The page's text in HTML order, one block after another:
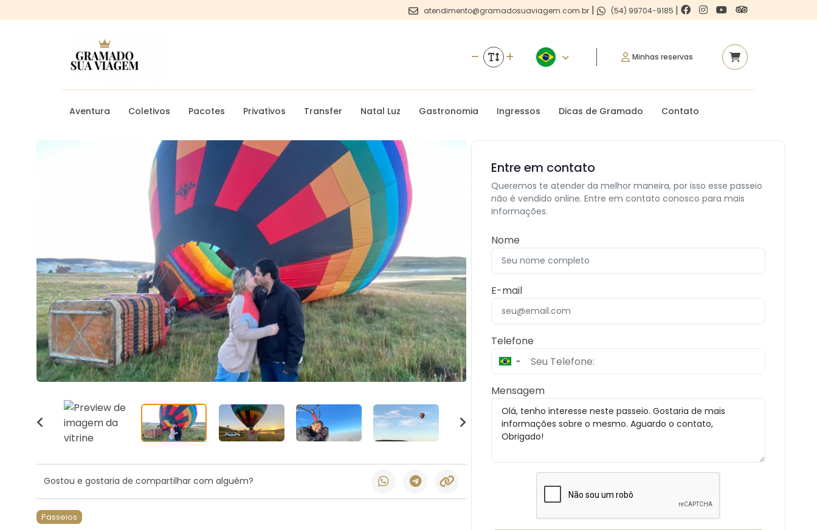
atendimento@gramadosuaviagem.com.br | (54) 99704-9185 |
Minhas reservas
Aventura Coletivos Pacotes Privativos Transfer Natal Luz Gastronomia Ingressos Dicas de Gramado Contato
Gostou e gostaria de compartilhar com alguém?
Passeios
Entre em contato
Queremos te atender da melhor maneira, por isso esse passeio
não é vendido online. Entre em contato conosco para mais
informações.
Nome
E-mail
Telefone
▼
Mensagem